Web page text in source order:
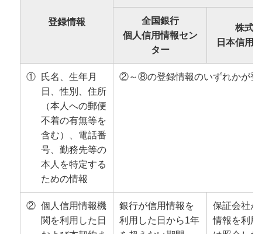
登録情報
全国銀行
個人信用情報セン
ター
株式
日本信用
①
氏名、生年月
日、性別、住所
（本人への郵便
不着の有無等を
含む）、電話番
号、勤務先等の
本人を特定する
ための情報
②～⑧の登録情報のいずれかが登
② 個人信用情報機
関を利用した日
銀行が信用情報を
利用した日から1年
保証会社が
情報を利用